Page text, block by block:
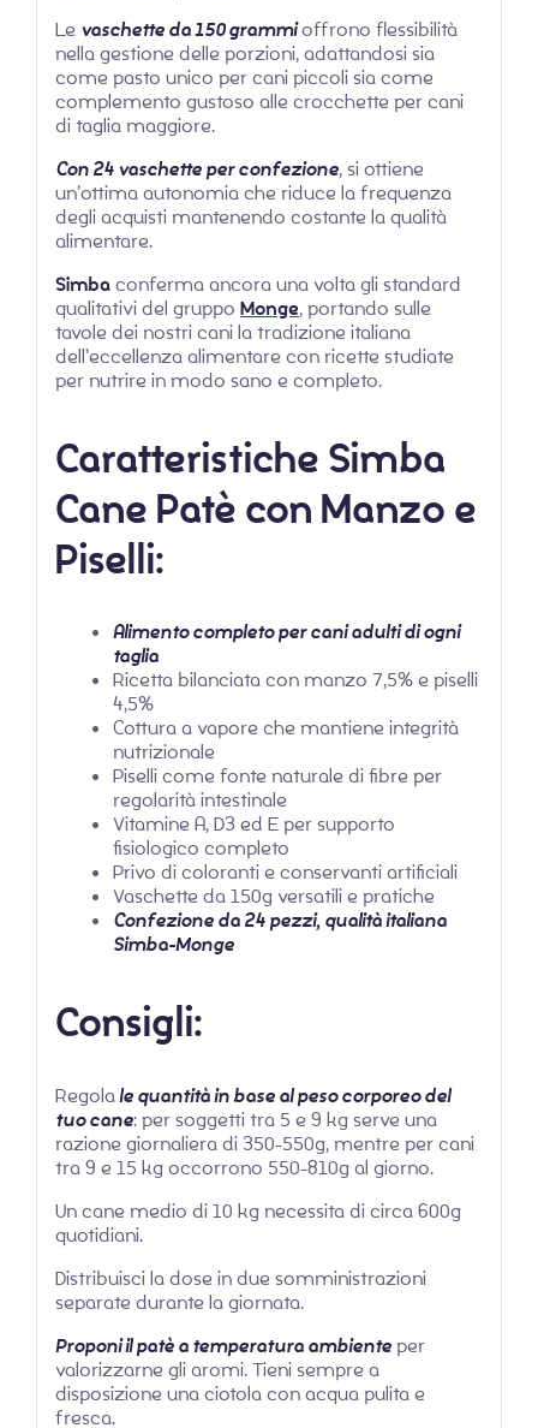
Le vaschette da 150 grammioffrono flessibilità
nella gestione delle porzioni, adattandosi sia
come pasto unico per cani piccoli sia come
complemento gustoso alle crocchette per cani
di taglia maggiore.
Con 24 vaschette per confezione, si ottiene
un’ottima autonomia che riduce la frequenza
degli acquisti mantenendo costante la qualità
alimentare.
Simbaconferma ancora una volta gli standard
qualitativi del gruppo Monge, portando sulle
tavole dei nostri cani la tradizione italiana
dell’eccellenza alimentare con ricette studiate
per nutrire in modo sano e completo.
Caratteristiche Simba
Cane Patè con Manzo e
Piselli:
Alimento completo per cani adulti di ogni
taglia
Ricetta bilanciata con manzo 7,5% e piselli
4,5%
Cottura a vapore che mantiene integrità
nutrizionale
Piselli come fonte naturale di fibre per
regolarità intestinale
Vitamine A, D3 ed E per supporto
fisiologico completo
Privo di coloranti e conservanti artificiali
Vaschette da 150g versatili e pratiche
Confezione da 24 pezzi, qualità italiana
Simba-Monge
Consigli:
Regolale quantità in base al peso corporeo del
tuo cane: per soggetti tra 5 e 9 kg serve una
razione giornaliera di 350-550g, mentre per cani
tra 9 e 15 kg occorrono 550-810g al giorno.
Un cane medio di 10 kg necessita di circa 600g
quotidiani.
Distribuisci la dose in due somministrazioni
separate durante la giornata.
Proponi il patè a temperatura ambienteper
valorizzarne gli aromi. Tieni sempre a
disposizione una ciotola con acqua pulita e
fresca.